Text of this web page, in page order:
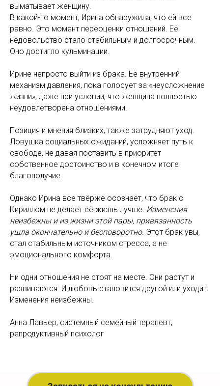
выматывает женщину.
В какой-то момент, Ирина обнаружила, что ей все
равно. Это момент переоценки отношений. Её
недовольство стало стабильным и долгосрочным.
Оно достигло кульминации.
Ирине непросто выйти из брака. Её внутренний
механизм давления, пока голосует за «неусложнение
жизни», даже при условии, что женщина полностью
неудовлетворена отношениями.
Позиция и мнения близких, также затрудняют уход.
Ловушка социальных ожиданий, усложняет путь к
свободе, не давая поставить в приоритет
собственное достоинство и в конечном итоге
благополучие.
Однако Ирина все твёрже осознает, что брак с
Кириллом не делает её жизнь лучше. Изменения
неизбежны и из жизни этой пары, привязанность
ушла окончательно и бесповоротно. Этот брак увы,
стал стабильным источником стресса, а не
эмоционального комфорта.
Ни одни отношения не стоят на месте. Они растут и
развиваются. И любовь становится другой или уходит.
Изменения неизбежны.
Анна Лавьер, системный семейный терапевт,
репродуктивный психолог